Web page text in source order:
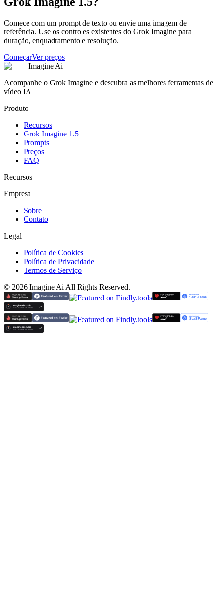
Comece com um prompt de texto ou envie uma imagem de
referência. Use os controles existentes do Grok Imagine para
duração, enquadramento e resolução.
ComeçarVer preços
Imagine Ai
Acompanhe o Grok Imagine e descubra as melhores ferramentas de
vídeo IA
Produto
Recursos
Grok Imagine 1.5
Prompts
Preços
FAQ
Recursos
Empresa
Sobre
Contato
Legal
Política de Cookies
Política de Privacidade
Termos de Serviço
© 2026 Imagine Ai All Rights Reserved.